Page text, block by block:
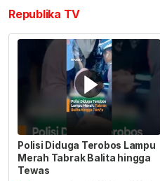
Republika TV
Polisi Diduga Terobos Lampu
Merah Tabrak Balita hingga
Tewas